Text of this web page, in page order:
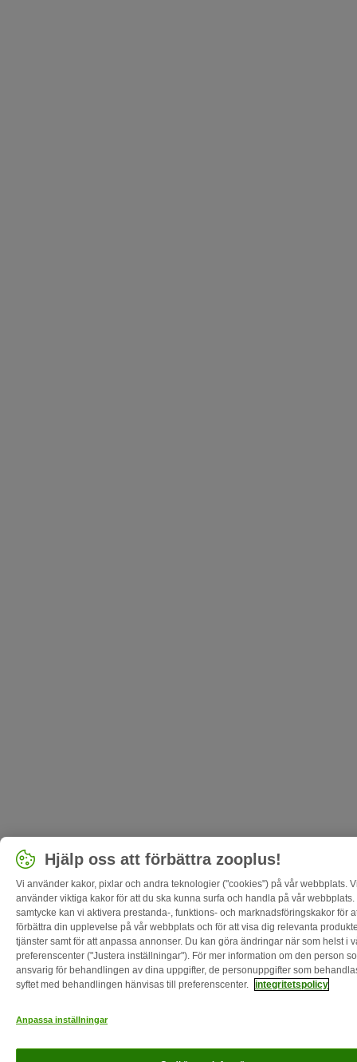
Hjälp oss att förbättra zooplus!
Vi använder kakor, pixlar och andra teknologier ("cookies") på vår webbplats.
använder viktiga kakor för att du ska kunna surfa och handla på vår webbplats.
samtycke kan vi aktivera prestanda-, funktions- och marknadsföringskakor för
förbättra din upplevelse på vår webbplats och för att visa dig relevanta
tjänster samt för att anpassa annonser. Du kan göra ändringar när som helst i
preferenscenter ("Justera inställningar"). För mer information om den person
ansvarig för behandlingen av dina uppgifter, de personuppgifter som
syftet med behandlingen hänvisas till preferenscenter. integritetspolicy
Anpassa inställningar